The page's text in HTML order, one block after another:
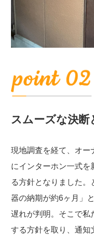
スムーズな決断
現地調査を経て、オー
にインターホン一式を
る方針となりました
器の納期が約6ヶ月」
遅れが判明。そこで私
する方針を取り、通知